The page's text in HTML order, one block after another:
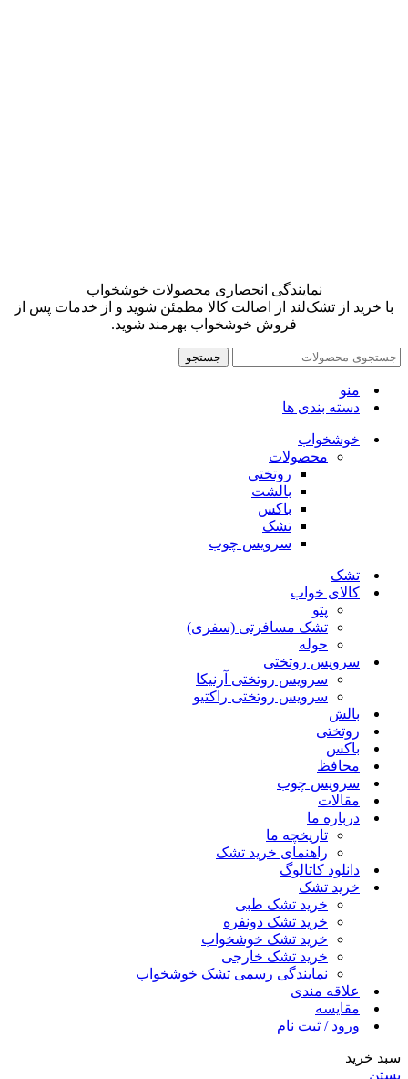
نمایندگی انحصاری محصولات خوشخواب
با خرید از تشک‌لند از اصالت کالا مطمئن شوید و از خدمات پس از
فروش خوشخواب بهرمند شوید.
جستجو
منو
دسته بندی ها
خوشخواب
محصولات
روتختی
بالشت
باکس
تشک
سرویس چوب
تشک
کالای خواب
پتو
تشک مسافرتی (سفری)
حوله
سرویس روتختی
سرویس روتختی آرنیکا
سرویس روتختی راکتیو
بالش
روتختی
باکس
محافظ
سرویس چوب
مقالات
درباره ما
تاریخچه ما
راهنمای خرید تشک
دانلود کاتالوگ
خرید تشک
خرید تشک طبی
خرید تشک دونفره
خرید تشک خوشخواب
خرید تشک خارجی
نمایندگی رسمی تشک خوشخواب
علاقه مندی
مقایسه
ورود / ثبت نام
سبد خرید
بستن